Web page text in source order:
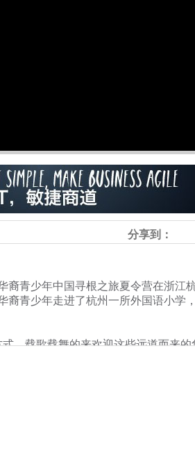
分享到：
青少年中国寻根之旅夏令营在浙江杭
裔青少年走进了杭州一所外国语小学
载歌载舞的来欢迎这些远道而来的